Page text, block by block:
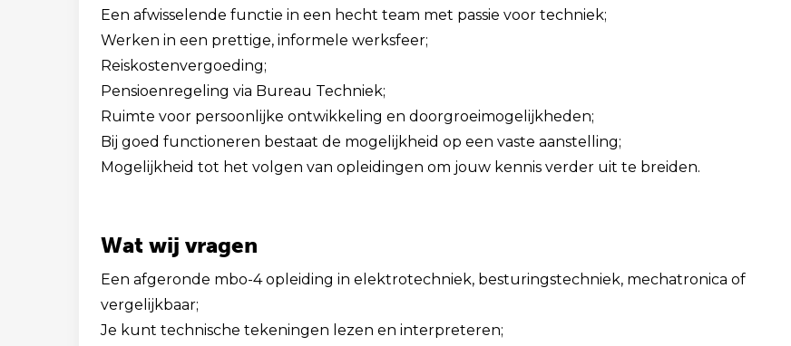
Een afwisselende functie in een hecht team met passie voor techniek;
Werken in een prettige, informele werksfeer;
Reiskostenvergoeding;
Pensioenregeling via Bureau Techniek;
Ruimte voor persoonlijke ontwikkeling en doorgroeimogelijkheden;
Bij goed functioneren bestaat de mogelijkheid op een vaste aanstelling;
Mogelijkheid tot het volgen van opleidingen om jouw kennis verder uit te breiden.
Wat wij vragen
Een afgeronde mbo-4 opleiding in elektrotechniek, besturingstechniek, mechatronica of
vergelijkbaar;
Je kunt technische tekeningen lezen en interpreteren;